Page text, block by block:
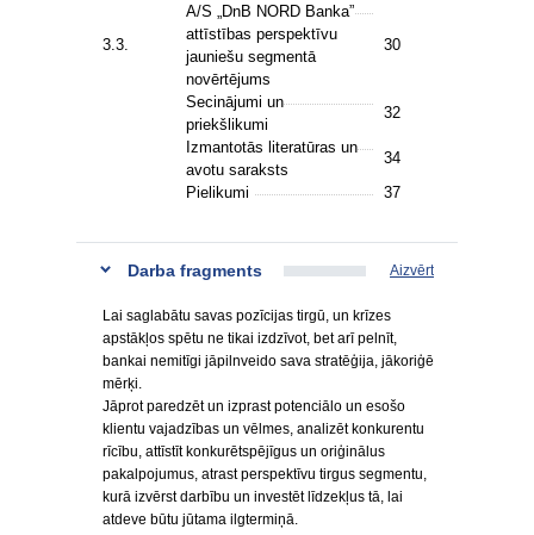
3.3.
A/S „DnB NORD Banka”
attīstības perspektīvu
jauniešu segmentā
novērtējums
30
Secinājumi un
priekšlikumi
32
Izmantotās literatūras un
avotu saraksts
34
Pielikumi
37
Darba fragments Aizvērt
Lai saglabātu savas pozīcijas tirgū, un krīzes
apstākļos spētu ne tikai izdzīvot, bet arī pelnīt,
bankai nemitīgi jāpilnveido sava stratēģija, jākoriģē
mērķi.
Jāprot paredzēt un izprast potenciālo un esošo
klientu vajadzības un vēlmes, analizēt konkurentu
rīcību, attīstīt konkurētspējīgus un oriģinālus
pakalpojumus, atrast perspektīvu tirgus segmentu,
kurā izvērst darbību un investēt līdzekļus tā, lai
atdeve būtu jūtama ilgtermiņā.